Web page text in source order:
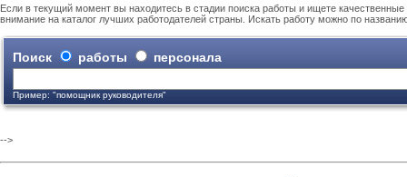
Если в текущий момент вы находитесь в стадии поиска работы и ищете
внимание на каталог лучших работодателей страны. Искать работу можно по
Поиск работы персонала
Пример: "помощник руководителя"
-->